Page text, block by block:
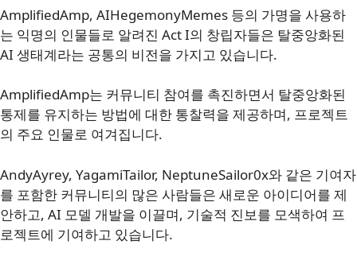
AmplifiedAmp, AIHegemonyMemes 등의 가명을 사용하
는 익명의 인물들로 알려진 Act I의 창립자들은 탈중앙화된
AI 생태계라는 공통의 비전을 가지고 있습니다.
AmplifiedAmp는 커뮤니티 참여를 촉진하면서 탈중앙화된
통제를 유지하는 방법에 대한 통찰력을 제공하며, 프로젝트
의 주요 인물로 여겨집니다.
AndyAyrey, YagamiTailor, NeptuneSailor0x와 같은 기여자
를 포함한 커뮤니티의 많은 사람들은 새로운 아이디어를 제
안하고, AI 모델 개발을 이끌며, 기술적 진보를 모색하여 프
로젝트에 기여하고 있습니다.